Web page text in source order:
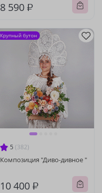
8 590 ₽
5 (382)
Композиция "Диво-дивное "
10 400 ₽
Крупный бутон